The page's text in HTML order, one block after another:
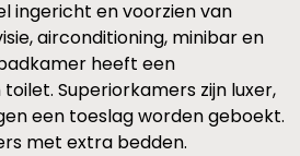
ingericht en voorzien van
airconditioning, minibar en
heeft een
Superiorkamers zijn luxer,
een toeslag worden geboekt.
met extra bedden.